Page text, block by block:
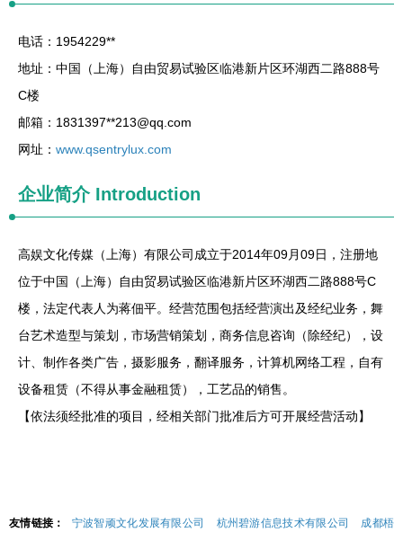
电话：1954229**
地址：中国（上海）自由贸易试验区临港新片区环湖西二路888号
C楼
邮箱：1831397**213@qq.com
网址： www.qsentrylux.com
企业简介Introduction
高娱文化传媒（上海）有限公司成立于2014年09月09日，注册地
位于中国（上海）自由贸易试验区临港新片区环湖西二路888号C
楼，法定代表人为蒋佃平。经营范围包括经营演出及经纪业务，舞
台艺术造型与策划，市场营销策划，商务信息咨询（除经纪），设
计、制作各类广告，摄影服务，翻译服务，计算机网络工程，自有
设备租赁（不得从事金融租赁），工艺品的销售。
【依法须经批准的项目，经相关部门批准后方可开展经营活动】
友情链接： 宁波智顽文化发展有限公司 杭州碧游信息技术有限公司
成都梧